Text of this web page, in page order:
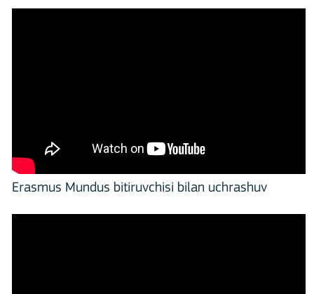
Erasmus Mundus bitiruvchisi bilan uchrashuv